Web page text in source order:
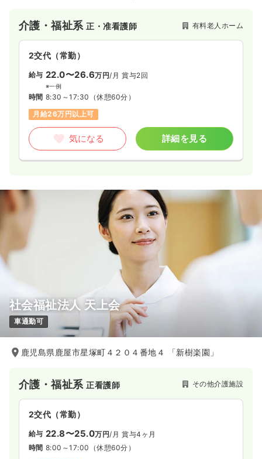
あなたの笑顔を支えます」を理念とし、リハビリやレクリエー
ションが充実した環境で、利用者様の自立支援に深く携わりた
い方に最適な職場です。
介護・福祉系正・准看護師 有料老人ホーム
2交代（常勤）
給与 22.0〜26.6万円/月 賞与2回
※一例
時間 8:30～17:30 （休憩60分）
月給26万円以上可
気になる 詳細を見る
社会福祉法人 天上会
車通勤可
鹿児島県鹿屋市星塚町４２０４番地４ 「新樹楽園」
介護・福祉系正看護師 その他介護施設
2交代（常勤）
給与 22.8〜25.0万円/月 賞与4ヶ月
時間 8:00～17:00 （休憩60分）